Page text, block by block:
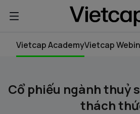
Vietcap AcademyVietcap
Cổ phiếu ngành thuỷ
thách